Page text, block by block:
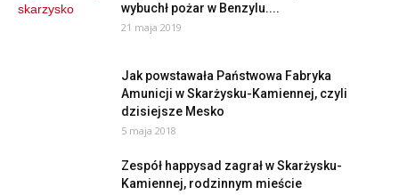
wybuchł pożar w Benzylu....
21 maja 2019
Jak powstawała Państwowa Fabryka
Amunicji w Skarżysku-Kamiennej, czyli
dzisiejsze Mesko
5 maja 2018
Zespół happysad zagrał w Skarżysku-
Kamiennej, rodzinnym mieście